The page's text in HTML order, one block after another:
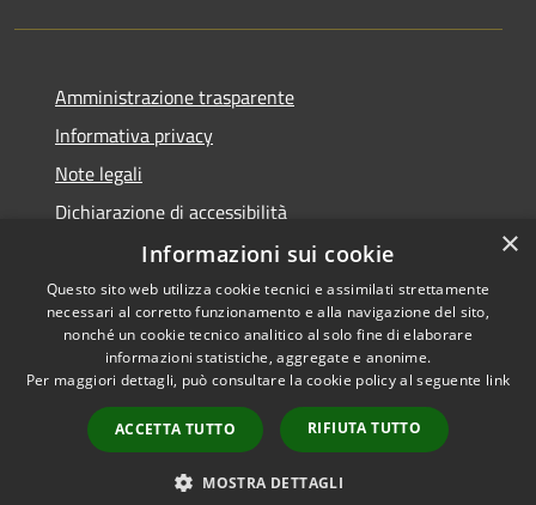
Amministrazione trasparente
Informativa privacy
Note legali
Dichiarazione di accessibilità
Accessibilità
Privacy
Mappa del sito
Copyright © 2026 • Comune di
Venegono Superiore • Powered
byMunicipium•Accesso
redazione
×
Informazioni sui cookie
Questo sito web utilizza cookie tecnici e assimilati strettamente
necessari al corretto funzionamento e alla navigazione del sito,
nonché un cookie tecnico analitico al solo fine di elaborare
informazioni statistiche, aggregate e anonime.
Per maggiori dettagli, può consultare la cookie policy al seguente link
ACCETTA TUTTO RIFIUTA TUTTO
MOSTRA DETTAGLI